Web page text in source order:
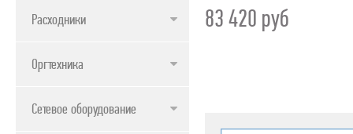
Расходники
Оргтехника
Сетевое оборудование
83 420 руб